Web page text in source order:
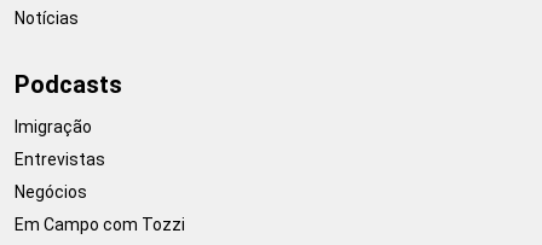
Notícias
Podcasts
Imigração
Entrevistas
Negócios
Em Campo com Tozzi